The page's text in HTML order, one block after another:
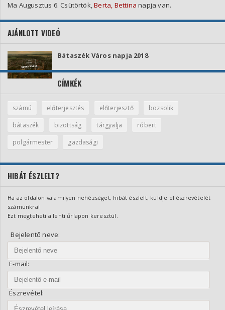
Ma Augusztus 6. Csütörtök,Berta, Bettina napja van.
AJÁNLOTT VIDEÓ
Bátaszék Város napja 2018
CÍMKÉK
számú előterjesztés előterjesztő
bozsolik
bátaszék
bizottság tárgyalja
róbert
polgármester
gazdasági
HIBÁT ÉSZLELT?
Ha az oldalon valamilyen nehézséget, hibát észlelt, küldje el észrevételét
számunkra!
Ezt megteheti a lenti űrlapon keresztül.
Bejelentő neve:
E-mail:
Észrevétel: